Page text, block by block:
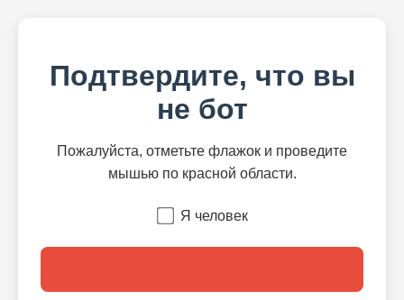
Подтвердите, что вы
не бот
Пожалуйста, отметьте флажок и проведите
мышью по красной области.
Я человек